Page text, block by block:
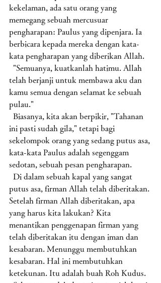
kekelaman, ada satu orang yang
memegang sebuah mercusuar
pengharapan: Paulus yang dipenjara. Ia
berbicara kepada mereka dengan kata-
kata pengharapan yang diberikan Allah.
telah berjanji untuk membawa aku dan
kamu semua dengan selamat ke sebuah
pulau."
ini pasti sudah gila," tetapi bagi
sekelompok orang yang sedang putus asa,
kata-kata Paulus adalah segenggam
sedotan, sebuah pesan pengharapan.
putus asa, firman Allah telah diberitakan.
Setelah firman Allah diberitakan, apa
yang harus kita lakukan? Kita
menantikan penggenapan firman yang
telah diberitakan itu dengan iman dan
kesabaran. Menunggu membutuhkan
kesabaran. Hal ini membutuhkan
ketekunan. Itu adalah buah Roh Kudus.